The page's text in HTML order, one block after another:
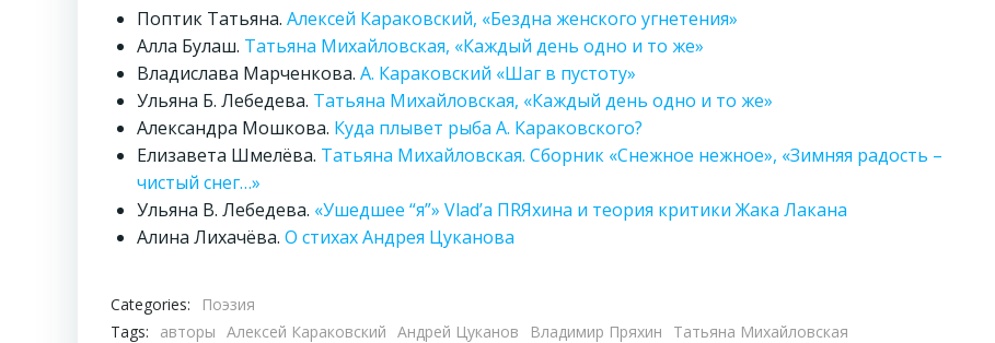
Поптик Татьяна. Алексей Караковский, «Бездна женского угнетения»
Алла Булаш. Татьяна Михайловская, «Каждый день одно и то же»
Владислава Марченкова. А. Караковский «Шаг в пустоту»
Ульяна Б. Лебедева. Татьяна Михайловская, «Каждый день одно и то же»
Александра Мошкова. Куда плывет рыба А. Караковского?
Елизавета Шмелёва. Татьяна Михайловская. Сборник «Снежное нежное», «Зимняя радость –
чистый снег…»
Ульяна В. Лебедева. «Ушедшее “я”» Vlad’а ПRЯхина и теория критики Жака Лакана
Алина Лихачёва. О стихах Андрея Цуканова
Categories:
Поэзия
Tags:
авторы Алексей Караковский Андрей Цуканов Владимир Пряхин Татьяна Михайловская